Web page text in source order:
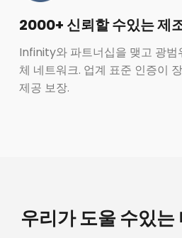
2000+ 신뢰할 수있는 제
Infinity와 파트너십을 맺고 광범
체 네트워크. 업계 표준 인증이
제공 보장.
우리가 도울 수있는